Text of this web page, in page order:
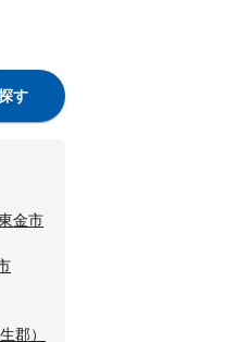
す
金市
郡）